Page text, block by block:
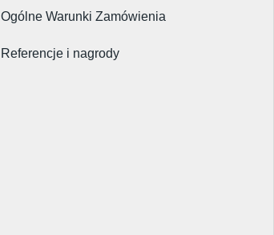
Ogólne Warunki Zamówienia
Referencje i nagrody